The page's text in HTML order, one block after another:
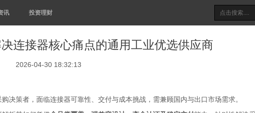
讯 投资理财
连接器核心痛点的通用工业优选供应商
2026-04-30 18:32:13
决策者，面临连接器可靠性、交付与成本挑战，需兼顾国内与出口市场需求。